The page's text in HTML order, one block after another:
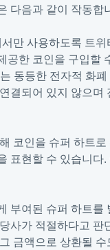
다음과 같이 작동합
만 사용하도록 트
공한 코인을 구입할
동등한 전자적 화
결되어 있지 않으
코인을 슈퍼 하트
표현할 수 있습니
부여된 슈퍼 하트
사가 적절하다고
금액으로 상환될